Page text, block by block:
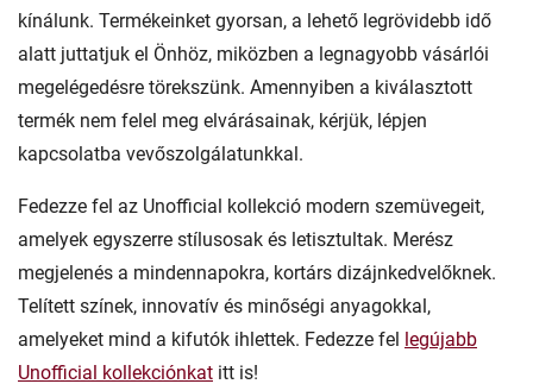
kínálunk. Termékeinket gyorsan, a lehető legrövidebb idő
alatt juttatjuk el Önhöz, miközben a legnagyobb vásárlói
megelégedésre törekszünk. Amennyiben a kiválasztott
termék nem felel meg elvárásainak, kérjük, lépjen
kapcsolatba vevőszolgálatunkkal.
Fedezze fel az Unofficial kollekció modern szemüvegeit,
amelyek egyszerre stílusosak és letisztultak. Merész
megjelenés a mindennapokra, kortárs dizájnkedvelőknek.
Telített színek, innovatív és minőségi anyagokkal,
amelyeket mind a kifutók ihlettek. Fedezze fel legújabb
Unofficial kollekciónkat itt is!